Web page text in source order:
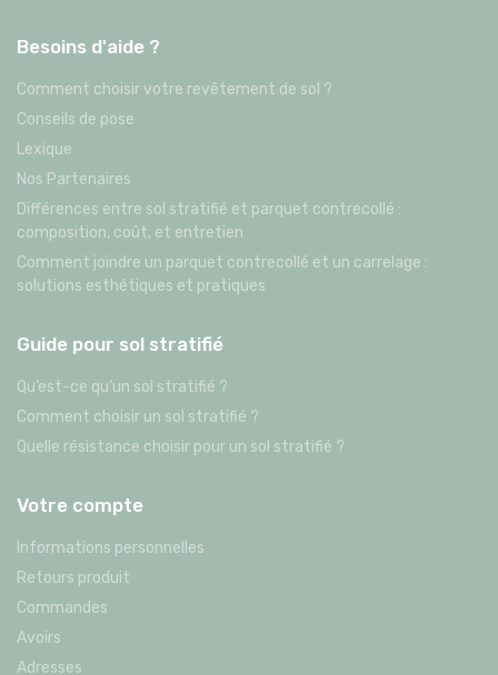
Besoins d'aide ?
Comment choisir votre revêtement de sol ?
Conseils de pose
Lexique
Nos Partenaires
Différences entre sol stratifié et parquet contrecollé :
composition, coût, et entretien
Comment joindre un parquet contrecollé et un carrelage :
solutions esthétiques et pratiques
Guide pour sol stratifié
Qu’est-ce qu’un sol stratifié ?
Comment choisir un sol stratifié ?
Quelle résistance choisir pour un sol stratifié ?
Votre compte
Informations personnelles
Retours produit
Commandes
Avoirs
Adresses